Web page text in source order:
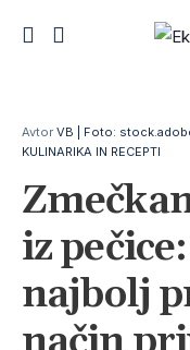
Avtor VB | Foto:
KULINARIKA IN RECEPTI
iz
najbolj